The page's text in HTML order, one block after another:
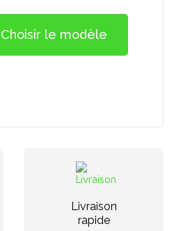
Choisir le modèle
Livraison
rapide